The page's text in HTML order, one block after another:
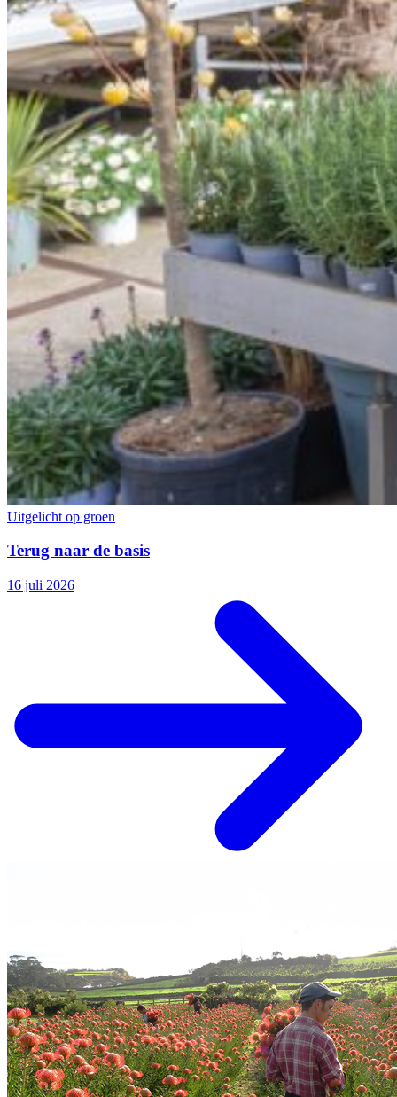
Uitgelicht op groen
Terug naar de basis
16 juli 2026